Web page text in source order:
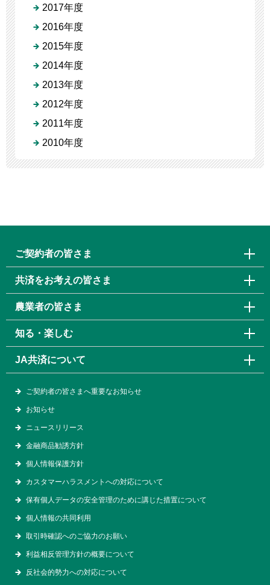
2017年度
2016年度
2015年度
2014年度
2013年度
2012年度
2011年度
2010年度
ご契約者の皆さま
共済をお考えの皆さま
農業者の皆さま
知る・楽しむ
JA共済について
ご契約者の皆さまへ重要なお知らせ
お知らせ
ニュースリリース
金融商品勧誘方針
個人情報保護方針
カスタマーハラスメントへの対応について
保有個人データの安全管理のために講じた措置について
個人情報の共同利用
取引時確認へのご協力のお願い
利益相反管理方針の概要について
反社会的勢力への対応について